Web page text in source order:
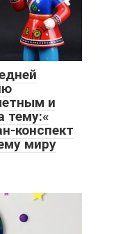
и
тему:«
конспект
миру